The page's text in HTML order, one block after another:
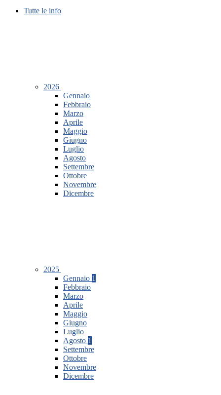
Tutte le info
2026
Gennaio
Febbraio
Marzo
Aprile
Maggio
Giugno
Luglio
Agosto
Settembre
Ottobre
Novembre
Dicembre
2025
Gennaio 1
Febbraio
Marzo
Aprile
Maggio
Giugno
Luglio
Agosto 1
Settembre
Ottobre
Novembre
Dicembre